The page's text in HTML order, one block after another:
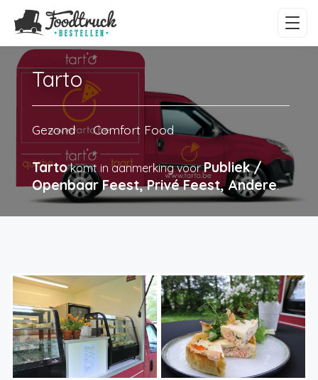
Tarto
Gezond Comfort Food
Tartokomt in aanmerking voorPubliek /
Openbaar Feest, Privé Feest, Andere.